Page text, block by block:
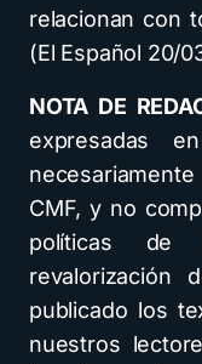
relacionan con
(El Español 20/
NOTA DE
expresadas
CMF, y no
políticas de
revalorización
publicado los
nuestros